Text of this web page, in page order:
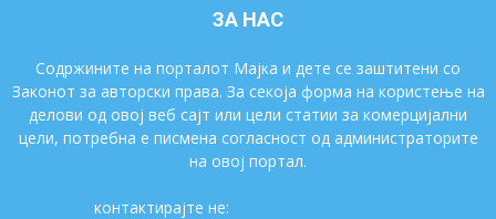
ЗА НАС
Содржините на порталот Мајка и дете се заштитени со
Законот за авторски права. За секоја форма на користење на
делови од овој веб сајт или цели статии за комерцијални
цели, потребна е писмена согласност од администраторите
на овој портал.
контактирајте не: